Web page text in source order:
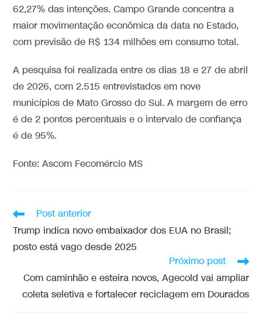
62,27% das intenções. Campo Grande concentra a
maior movimentação econômica da data no Estado,
com previsão de R$ 134 milhões em consumo total.
A pesquisa foi realizada entre os dias 18 e 27 de abril
de 2026, com 2.515 entrevistados em nove
municípios de Mato Grosso do Sul. A margem de erro
é de 2 pontos percentuais e o intervalo de confiança
é de 95%.
Fonte: Ascom Fecomércio MS
Post anterior
Trump indica novo embaixador dos EUA no Brasil;
posto está vago desde 2025
Próximo post
Com caminhão e esteira novos, Agecold vai ampliar
coleta seletiva e fortalecer reciclagem em Dourados